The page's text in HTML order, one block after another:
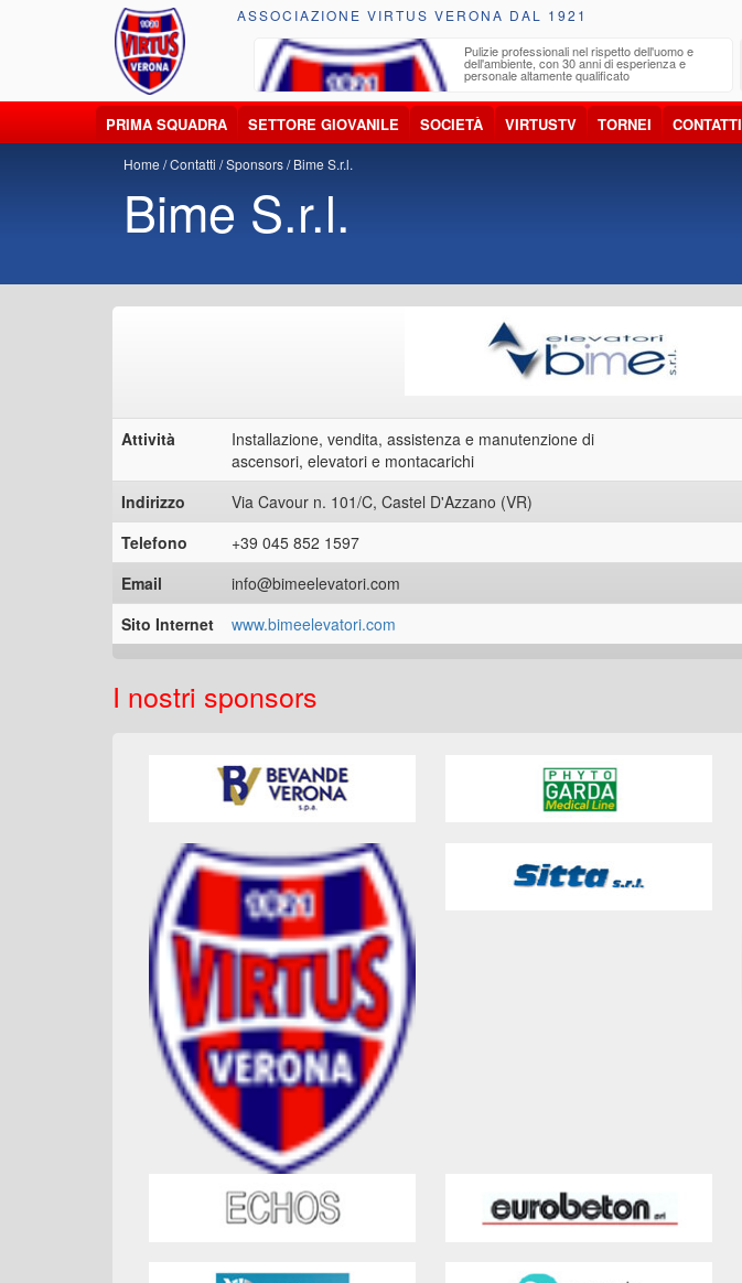
ASSOCIAZIONE VIRTUS VERONA DAL 1921
trasporto, smaltimento e recupero di Pulizie professionali nel rispetto dell'uomo e
dell'ambiente, con 30 anni di esperienza e
personale altamente qualificato
PRIMA SQUADRA SETTORE GIOVANILE SOCIETÀ VIRTUSTV TORNEI CONTATTI
Home Contatti Sponsors Bime S.r.l.
Bime S.r.l.
Attività
Installazione, vendita, assistenza e manutenzione di
ascensori, elevatori e montacarichi
Indirizzo
Via Cavour n. 101/C, Castel D'Azzano (VR)
Telefono
+39 045 852 1597
Email
info@bimeelevatori.com
Sito Internet
www.bimeelevatori.com
I nostri sponsors